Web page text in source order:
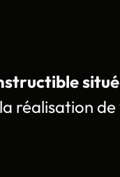
réalisation